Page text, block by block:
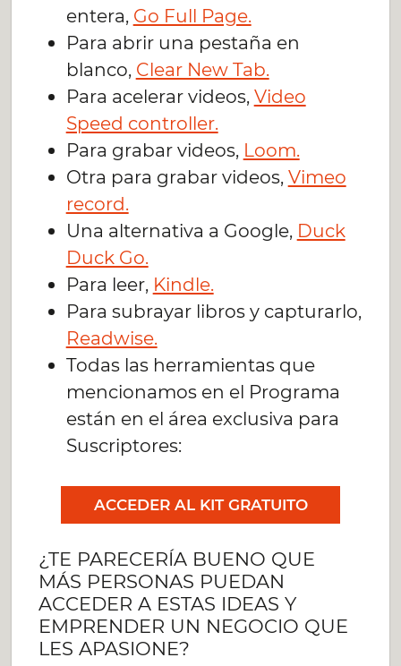
entera, Go Full Page.
Para abrir una pestaña en
blanco, Clear New Tab.
Para acelerar videos, Video
Speed controller.
Para grabar videos, Loom.
Otra para grabar videos, Vimeo
record.
Una alternativa a Google, Duck
Duck Go.
Para leer, Kindle.
Para subrayar libros y capturarlo,
Readwise.
Todas las herramientas que
mencionamos en el Programa
están en el área exclusiva para
Suscriptores:
ACCEDER AL KIT GRATUITO
¿TE PARECERÍA BUENO QUE
MÁS PERSONAS PUEDAN
ACCEDER A ESTAS IDEAS Y
EMPRENDER UN NEGOCIO QUE
LES APASIONE?